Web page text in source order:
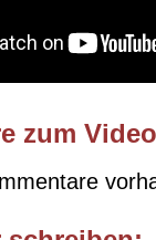
zum Video